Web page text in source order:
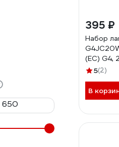
395 ₽
Набор
(EC) G4,
теплый
5(2)
В